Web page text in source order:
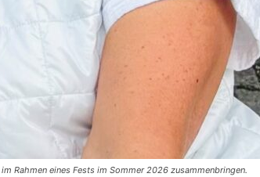
Rahmen eines Fests im Sommer 2026 zusammenbringen.